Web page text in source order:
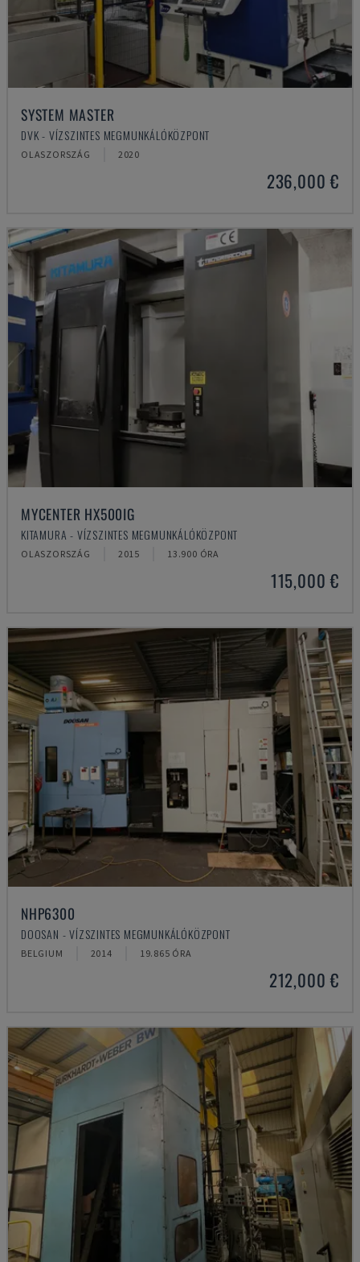
SYSTEM MASTER
DVK - VÍZSZINTES MEGMUNKÁLÓKÖZPONT
OLASZORSZÁG 2020
236,000 €
MYCENTER HX500IG
KITAMURA - VÍZSZINTES MEGMUNKÁLÓKÖZPONT
OLASZORSZÁG 2015 13.900 ÓRA
115,000 €
NHP6300
DOOSAN - VÍZSZINTES MEGMUNKÁLÓKÖZPONT
BELGIUM 2014 19.865 ÓRA
212,000 €